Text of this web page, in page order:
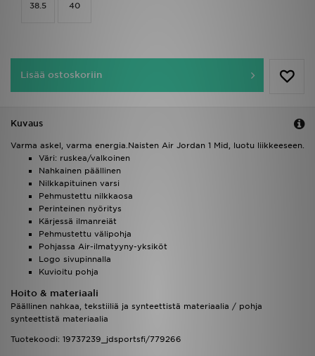
38.5 40
Lisää ostoskoriin
Kuvaus
Varma askel, varma energia.Naisten Air Jordan 1 Mid, luotu liikkeeseen.
Väri: ruskea/valkoinen
Nahkainen päällinen
Nilkkapituinen varsi
Pehmustettu nilkkaosa
Perinteinen nyöritys
Kärjessä ilmanreiät
Pehmustettu välipohja
Pohjassa Air-ilmatyyny-yksiköt
Logo sivupinnalla
Kuvioitu pohja
Hoito & materiaali
Päällinen nahkaa, tekstiiliä ja synteettistä materiaalia / pohja
synteettistä materiaalia
Tuotekoodi: 19737239_jdsportsfi/779266
Minun viestini